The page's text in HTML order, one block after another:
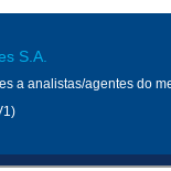
S.A.
a analistas/agentes do